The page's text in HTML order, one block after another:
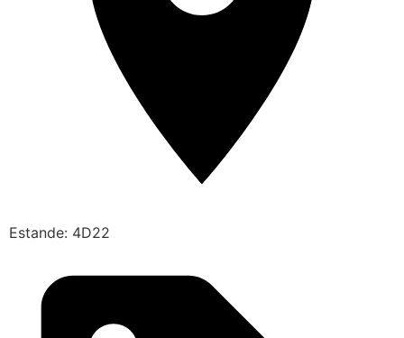
Estande: 4D22